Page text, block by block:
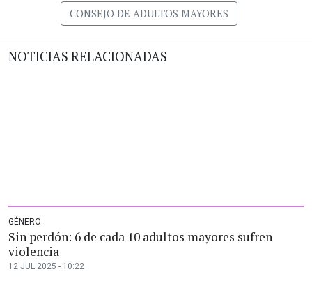
CONSEJO DE ADULTOS MAYORES
NOTICIAS RELACIONADAS
GÉNERO
Sin perdón: 6 de cada 10 adultos mayores sufren
violencia
12 JUL 2025 - 10:22